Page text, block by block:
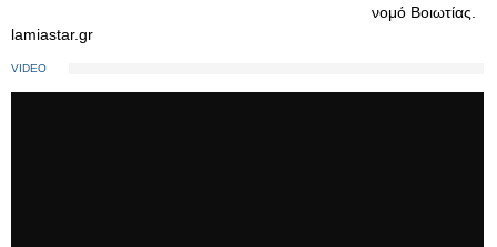
νομό Βοιωτίας.
lamiastar.gr
VIDEO